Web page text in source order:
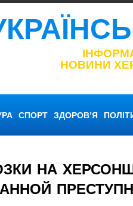
НОВИНИ
СПОРТ ЗДОРОВ’Я
НА